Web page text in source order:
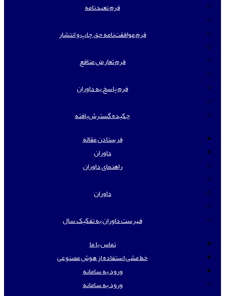
فرم تعهدنامه
فرم موافقت‌نامه حق چاپ و انتشار
فرم تعارض منافع
فرم پاسخ به داوران
چکیده گسترش‌یافته
فرستادن مقاله
داوران
راهنمای داوران
داوران
فهرست داوران به تفکیک سال
تماس با ما
خط مشی استفاده از هوش مصنوعی
ورود به سامانه
ورود به سامانه